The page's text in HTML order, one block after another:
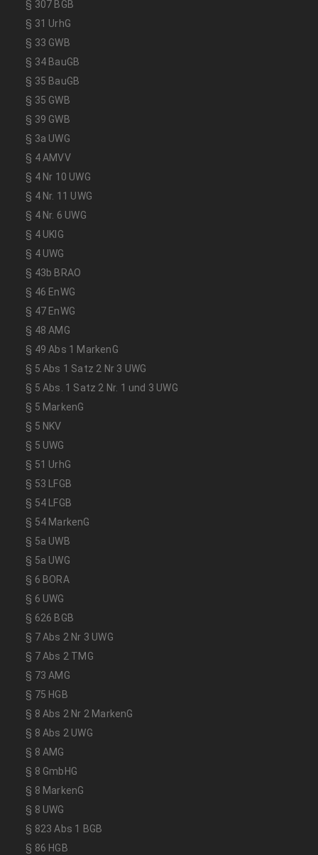
§ 307 BGB
§ 31 UrhG
§ 33 GWB
§ 34 BauGB
§ 35 BauGB
§ 35 GWB
§ 39 GWB
§ 3a UWG
§ 4 AMVV
§ 4 Nr 10 UWG
§ 4 Nr. 11 UWG
§ 4 Nr. 6 UWG
§ 4 UKlG
§ 4 UWG
§ 43b BRAO
§ 46 EnWG
§ 47 EnWG
§ 48 AMG
§ 49 Abs 1 MarkenG
§ 5 Abs 1 Satz 2 Nr 3 UWG
§ 5 Abs. 1 Satz 2 Nr. 1 und 3 UWG
§ 5 MarkenG
§ 5 NKV
§ 5 UWG
§ 51 UrhG
§ 53 LFGB
§ 54 LFGB
§ 54 MarkenG
§ 5a UWB
§ 5a UWG
§ 6 BORA
§ 6 UWG
§ 626 BGB
§ 7 Abs 2 Nr 3 UWG
§ 7 Abs 2 TMG
§ 73 AMG
§ 75 HGB
§ 8 Abs 2 Nr 2 MarkenG
§ 8 Abs 2 UWG
§ 8 AMG
§ 8 GmbHG
§ 8 MarkenG
§ 8 UWG
§ 823 Abs 1 BGB
§ 86 HGB